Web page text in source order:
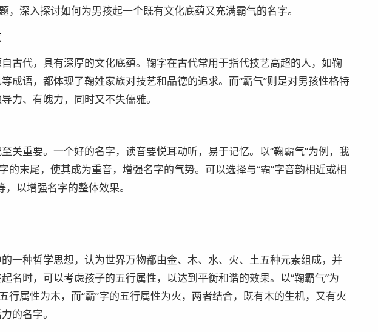
，深入探讨如何为男孩起一个既有文化底蕴又充满霸气的名字。
古代，具有深厚的文化底蕴。鞠字在古代常用于指代技艺高超的人，如鞠
成语，都体现了鞠姓家族对技艺和品德的追求。而“霸气”则是对男孩性格特
力、有魄力，同时又不失儒雅。
关重要。一个好的名字，读音要悦耳动听，易于记忆。以“鞠霸气”为例，我
的末尾，使其成为重音，增强名字的气势。可以选择与“霸”字音韵相近或相
，以增强名字的整体效果。
一种哲学思想，认为世界万物都由金、木、水、火、土五种元素组成，并
名时，可以考虑孩子的五行属性，以达到平衡和谐的效果。以“鞠霸气”为
行属性为木，而“霸”字的五行属性为火，两者结合，既有木的生机，又有火
的名字。